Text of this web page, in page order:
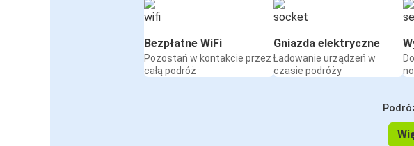
Bezpłatne WiFi
Pozostań w kontakcie przez
całą podróż
Gniazda elektryczne
Ładowanie urządzeń w
czasie podróży